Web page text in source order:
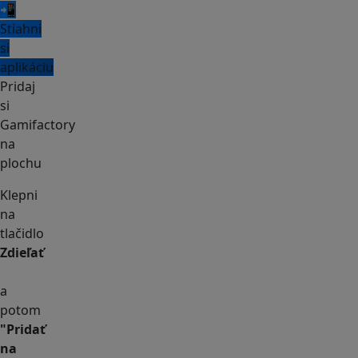
📲
Stiahni
si
aplikáciu
Pridaj
si
Gamifactory
na
plochu
Klepni
na
tlačidlo
Zdieľať
a
potom
"Pridať
na